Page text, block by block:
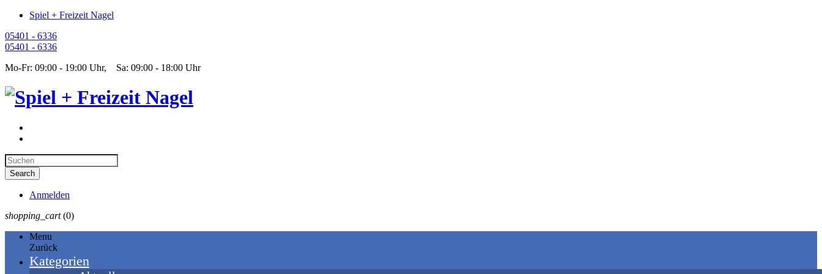
Spiel + Freizeit Nagel
05401 - 6336
05401 - 6336
Mo-Fr: 09:00 - 19:00 Uhr, Sa: 09:00 - 18:00 Uhr
Anmelden
shopping_cart (0)
Menu
Zurück
Kategorien